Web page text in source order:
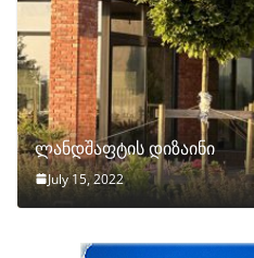
ლანდშაფტის დიზაინი
July 15, 2022